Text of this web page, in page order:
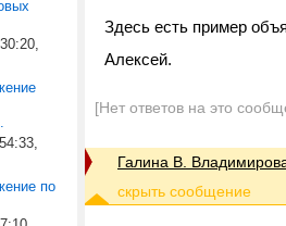
по
Здесь есть пример
Алексей.
[Нет ответов на это
Галина В.